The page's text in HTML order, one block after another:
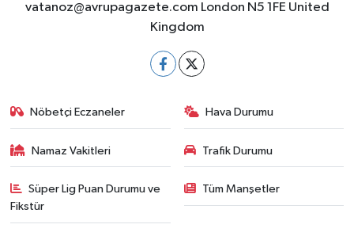
vatanoz@avrupagazete.com London N5 1FE United
Kingdom
Nöbetçi Eczaneler Hava Durumu
Namaz Vakitleri Trafik Durumu
Süper Lig Puan Durumu ve
Fikstür
Tüm Manşetler